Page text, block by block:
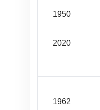
1950
2020
1962